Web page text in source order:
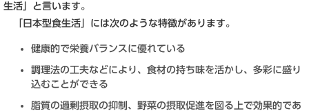
生活」と言います。
「日本型食生活」には次のような特徴があります。
健康的で栄養バランスに優れている
調理法の工夫などにより、食材の持ち味を活かし、多彩に盛り
込むことができる
脂質の過剰摂取の抑制、野菜の摂取促進を図る上で効果的であ